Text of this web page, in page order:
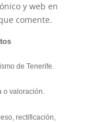
y web en
comente.
de Tenerife.
o valoración.
rectificación,